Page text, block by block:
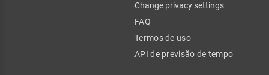
Change privacy settings
FAQ
Termos de uso
API de previsão de tempo